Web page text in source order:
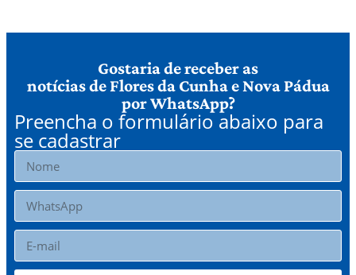
Gostaria de receber as
notícias de Flores da Cunha e Nova Pádua
por WhatsApp?
Preencha o formulário abaixo para
se cadastrar